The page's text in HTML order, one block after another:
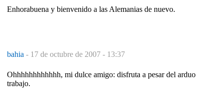
Enhorabuena y bienvenido a las Alemanias de nuevo.
bahia - 17 de octubre de 2007 - 13:37
Ohhhhhhhhhhhh, mi dulce amigo: disfruta a pesar del arduo
trabajo.